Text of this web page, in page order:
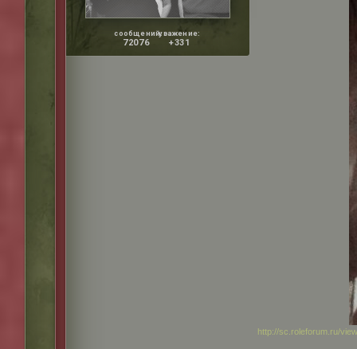
сообщений:
72076
уважение:
+331
http://sc.roleforum.ru/